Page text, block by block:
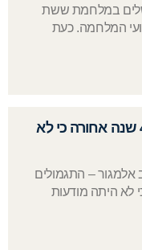
במלחמת ששת
המלחמה. כעת
תגמולים ישולמו רטרואקטיבית 48 שנה אחורה כי לא
אלמגור – התגמולים
שנה אחורה כי לא היתה מודעות